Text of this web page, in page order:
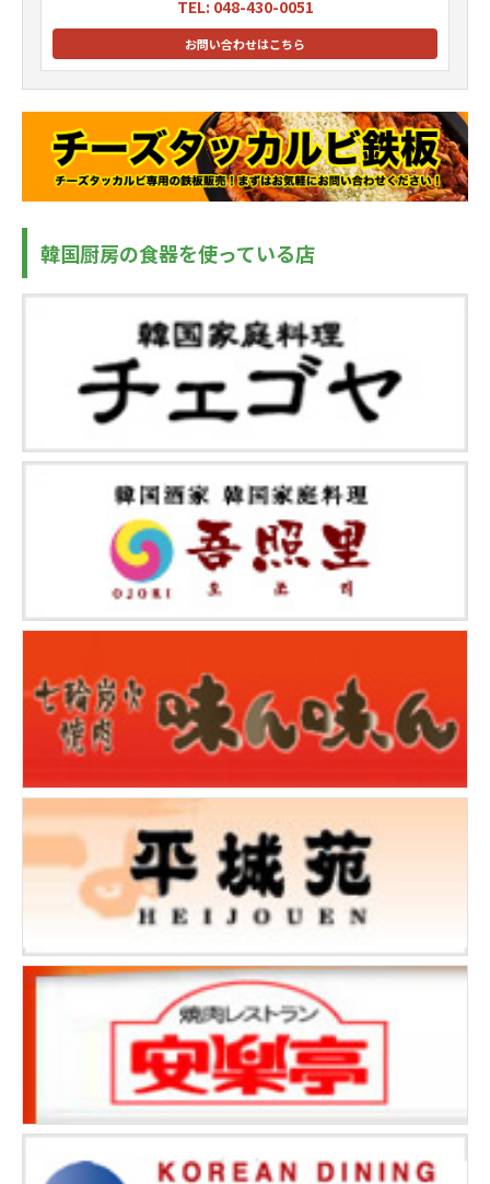
TEL: 048-430-0051
お問い合わせはこちら
韓国厨房の食器を使っている店